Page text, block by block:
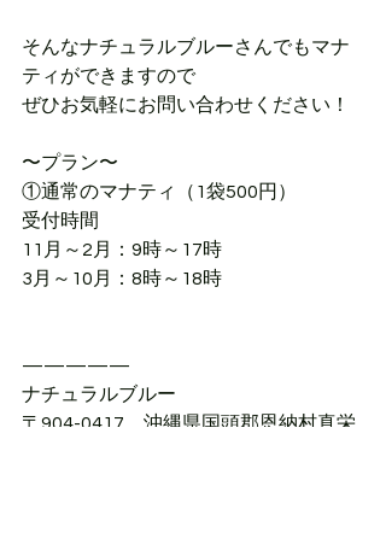
そんなナチュラルブルーさんでもマナ
ティができますので
ぜひお気軽にお問い合わせください！
〜プラン〜
①通常のマナティ（1袋500円）
受付時間
11月～2月：9時～17時
3月～10月：8時～18時
—————
ナチュラルブルー
〒904-0417　沖縄県国頭郡恩納村真栄